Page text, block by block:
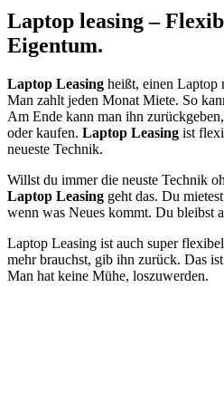
Laptop leasing –
Eigentum.
Laptop Leasing heißt, einen Laptop
Man zahlt jeden Monat Miete. So
Am Ende kann man ihn
oder kaufen. Laptop Leasing ist
neueste Technik.
Willst du immer die neuste Technik
Laptop Leasing geht das. Du
wenn was Neues kommt. Du bleibst
Laptop Leasing ist auch super
mehr brauchst, gib ihn zurück. Das
Man hat keine Mühe, loszuwerden.